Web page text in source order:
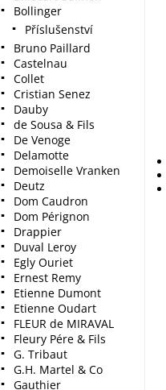
Bollinger
Příslušenství
Bruno Paillard
Castelnau
Collet
Cristian Senez
Dauby
de Sousa & Fils
De Venoge
Delamotte
Demoiselle Vranken
Deutz
Dom Caudron
Dom Pérignon
Drappier
Duval Leroy
Egly Ouriet
Ernest Remy
Etienne Dumont
Etienne Oudart
FLEUR de MIRAVAL
Fleury Pére & Fils
G. Tribaut
G.H. Martel & Co
Gauthier